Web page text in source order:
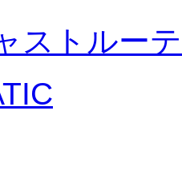
トルー